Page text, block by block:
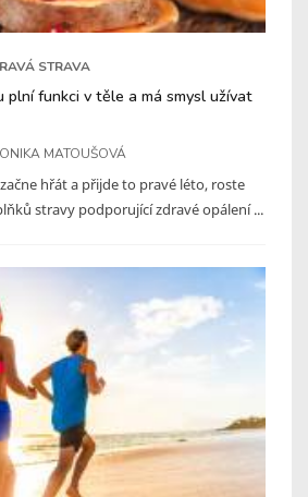
STRAVA
plní funkci v těle a má smysl užívat
MATOUŠOVÁ
hřát a přijde to pravé léto, roste
stravy podporující zdravé opálení ...